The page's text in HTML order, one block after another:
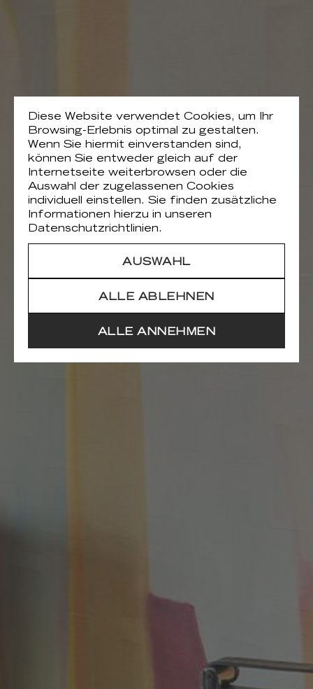
Diese Website verwendet Cookies, um Ihr
Browsing-Erlebnis optimal zu gestalten.
Wenn Sie hiermit einverstanden sind,
können Sie entweder gleich auf der
Internetseite weiterbrowsen oder die
Auswahl der zugelassenen Cookies
individuell einstellen. Sie finden zusätzliche
Informationen hierzu in unseren
Datenschutzrichtlinien.
AUSWAHL
ALLE ABLEHNEN
ALLE ANNEHMEN